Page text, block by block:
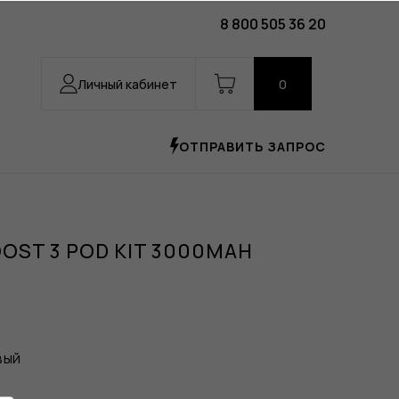
8 800 505 36 20
Личный кабинет 0
ОТПРАВИТЬ ЗАПРОС
3 POD KIT 3000MAH